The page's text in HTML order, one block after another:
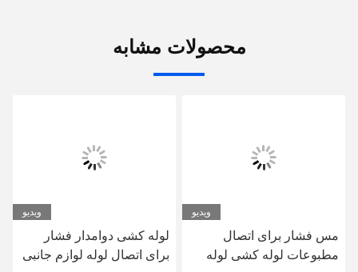
محصولات مشابه
ویدیو
مس فشار برای اتصال
مطبوعات لوله کشی لوله
ویدیو
لوله کشی دوامدار فشار
برای اتصال لوله لوازم جانبی